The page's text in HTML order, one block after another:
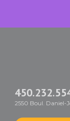
2550 Boul. Daniel-